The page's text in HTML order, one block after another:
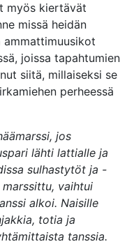
myös kiertävät
missä heidän
ammattimuusikot
joissa tapahtumien
siitä, millaiseksi se
perheessä
jos
lähti lattialle ja
sulhastytöt ja -
vaihtui
alkoi. Naisille
totia ja
tanssia.